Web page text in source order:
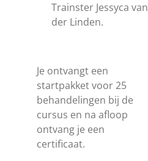
Trainster Jessyca van
der Linden.
Je ontvangt een
startpakket voor 25
behandelingen bij de
cursus en na afloop
ontvang je een
certificaat.